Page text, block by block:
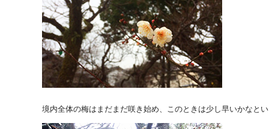
境内全体の梅はまだまだ咲き始め、このときは少し早いかなと